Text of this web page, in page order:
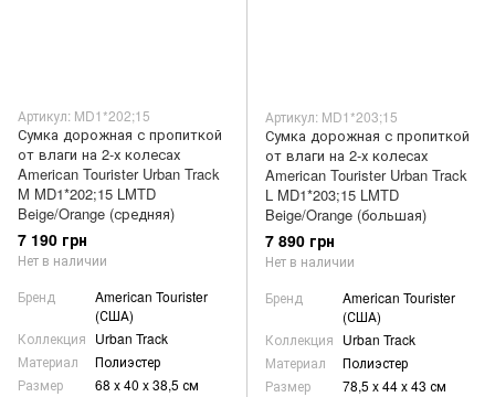
Артикул: MD1*202;15
Сумка дорожная с пропиткой
от влаги на 2-х колесах
American Tourister Urban Track
M MD1*202;15 LMTD
Beige/Orange (средняя)
7 190 грн
Нет в наличии
Бренд
American Tourister
(США)
Коллекция Urban Track
Материал
Полиэстер
Размер
68 x 40 x 38,5 см
Артикул: MD1*203;15
Сумка дорожная с пропиткой
от влаги на 2-х колесах
American Tourister Urban Track
L MD1*203;15 LMTD
Beige/Orange (большая)
7 890 грн
Нет в наличии
Бренд
American Tourister
(США)
Коллекция Urban Track
Материал
Полиэстер
Размер
78,5 x 44 x 43 см